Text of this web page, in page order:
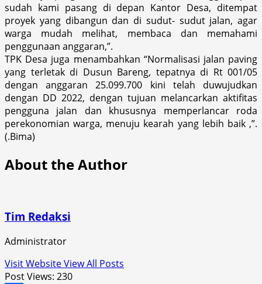
sudah kami pasang di depan Kantor Desa, ditempat
proyek yang dibangun dan di sudut- sudut jalan, agar
warga mudah melihat, membaca dan memahami
penggunaan anggaran,”.
TPK Desa juga menambahkan “Normalisasi jalan paving
yang terletak di Dusun Bareng, tepatnya di Rt 001/05
dengan anggaran 25.099.700 kini telah duwujudkan
dengan DD 2022, dengan tujuan melancarkan aktifitas
pengguna jalan dan khususnya memperlancar roda
perekonomian warga, menuju kearah yang lebih baik ,”.
(.Bima)
About the Author
Tim Redaksi
Administrator
Visit WebsiteView All Posts
Post Views: 230